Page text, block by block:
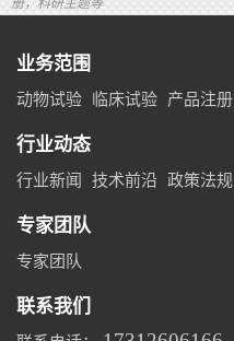
业务范围
动物试验 临床试验 产品注册
行业动态
行业新闻 技术前沿 政策法规
专家团队
专家团队
联系我们